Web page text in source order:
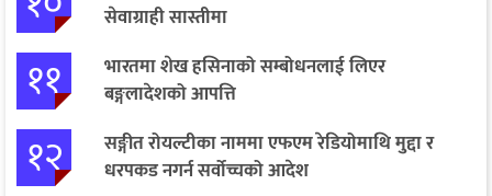
सेवाग्राही सास्तीमा
११
भारतमा शेख हसिनाको सम्बोधनलाई लिएर
बङ्गलादेशको आपत्ति
१२
सङ्गीत रोयल्टीका नाममा एफएम रेडियोमाथि मुद्दा र
धरपकड नगर्न सर्वोच्चको आदेश